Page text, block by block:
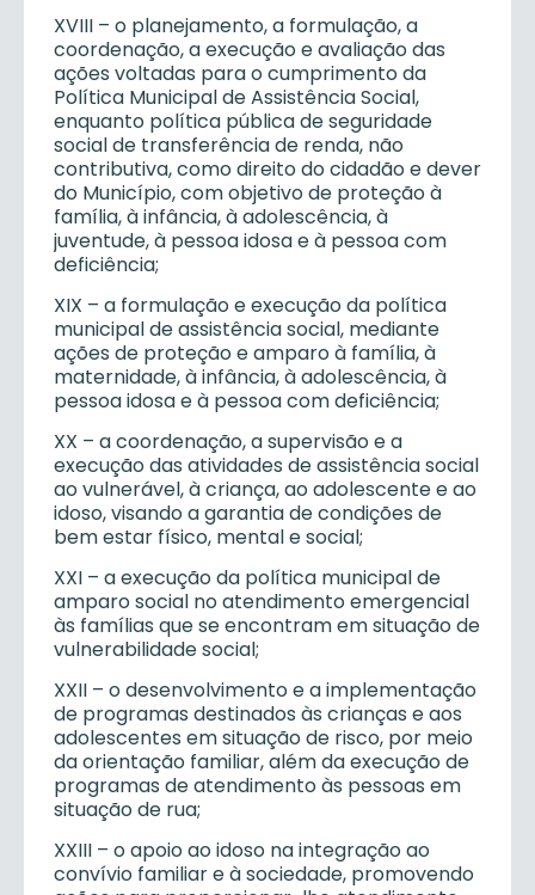
XVIII – o planejamento, a formulação, a
coordenação, a execução e avaliação das
ações voltadas para o cumprimento da
Política Municipal de Assistência Social,
enquanto política pública de seguridade
social de transferência de renda, não
contributiva, como direito do cidadão e dever
do Município, com objetivo de proteção à
família, à infância, à adolescência, à
juventude, à pessoa idosa e à pessoa com
deficiência;
XIX – a formulação e execução da política
municipal de assistência social, mediante
ações de proteção e amparo à família, à
maternidade, à infância, à adolescência, à
pessoa idosa e à pessoa com deficiência;
XX – a coordenação, a supervisão e a
execução das atividades de assistência social
ao vulnerável, à criança, ao adolescente e ao
idoso, visando a garantia de condições de
bem estar físico, mental e social;
XXI – a execução da política municipal de
amparo social no atendimento emergencial
às famílias que se encontram em situação de
vulnerabilidade social;
XXII – o desenvolvimento e a implementação
de programas destinados às crianças e aos
adolescentes em situação de risco, por meio
da orientação familiar, além da execução de
programas de atendimento às pessoas em
situação de rua;
XXIII – o apoio ao idoso na integração ao
convívio familiar e à sociedade, promovendo